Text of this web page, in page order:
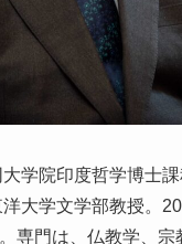
学院印度哲学博士
大学文学部教授。
専門は、仏教学、